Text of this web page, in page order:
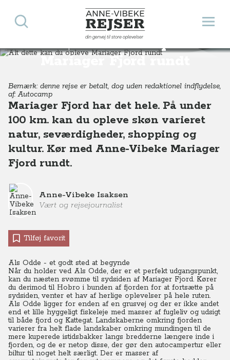
Anne-Vibeke Rejser
din genvej til store oplevelser
Åbn
Søg
Alt dette kan du opleve
Mariager Fjord rundt
Destinationer Europa Danmark Alt dette kan du opleve Mariager Fjord rundt
Bemærk: denne rejse er betalt, dog uden redaktionel indflydelse,
af: Autocamp
Mariager Fjord har det hele. På under
100 km. kan du opleve skøn varieret
natur, seværdigheder, shopping og
kultur. Kør med Anne-Vibeke Mariager
Fjord rundt.
Anne-Vibeke Isaksen
Vært og rejsejournalist
Tilføj favorit
Als Odde - et godt sted at begynde
Når du holder ved Als Odde, der er et perfekt udgangspunkt,
kan du næsten svømme til sydsiden af Mariager Fjord. Kører
du derimod til Hobro i bunden af fjorden for at fortsætte på
sydsiden, venter et hav af herlige oplevelser på hele ruten.
Als Odde ligger for enden af en grusvej og der er ikke andet
end et lille hyggeligt fiskeleje med masser af fugleliv og udsigt
til både fjord og Kattegat. Landskaberne omkring fjorden
varierer fra helt flade landskaber omkring mundingen til de
mere kuperede istidsbakker langs bredderne længere inde i
fjorden, og de er netop disse, der gør den autocampertur eller
biltur til noget helt særligt. Der er masser af